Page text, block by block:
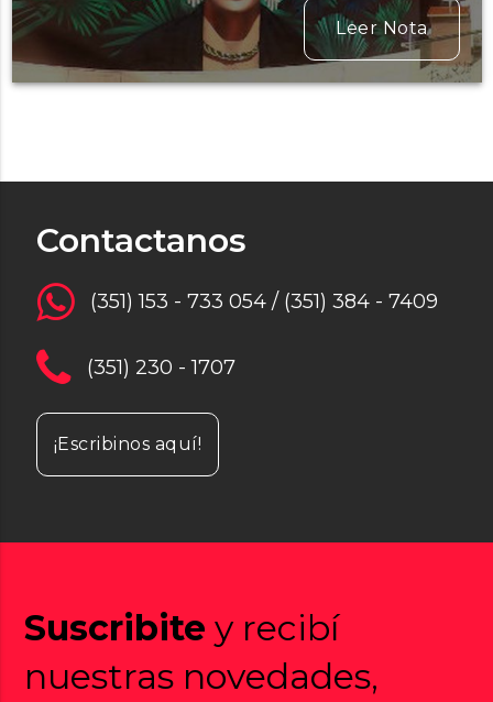
Leer Nota
Contactanos
(351) 153 - 733 054 / (351) 384 - 7409
(351) 230 - 1707
¡Escribinos aquí!
Suscribite y recibí
nuestras novedades,